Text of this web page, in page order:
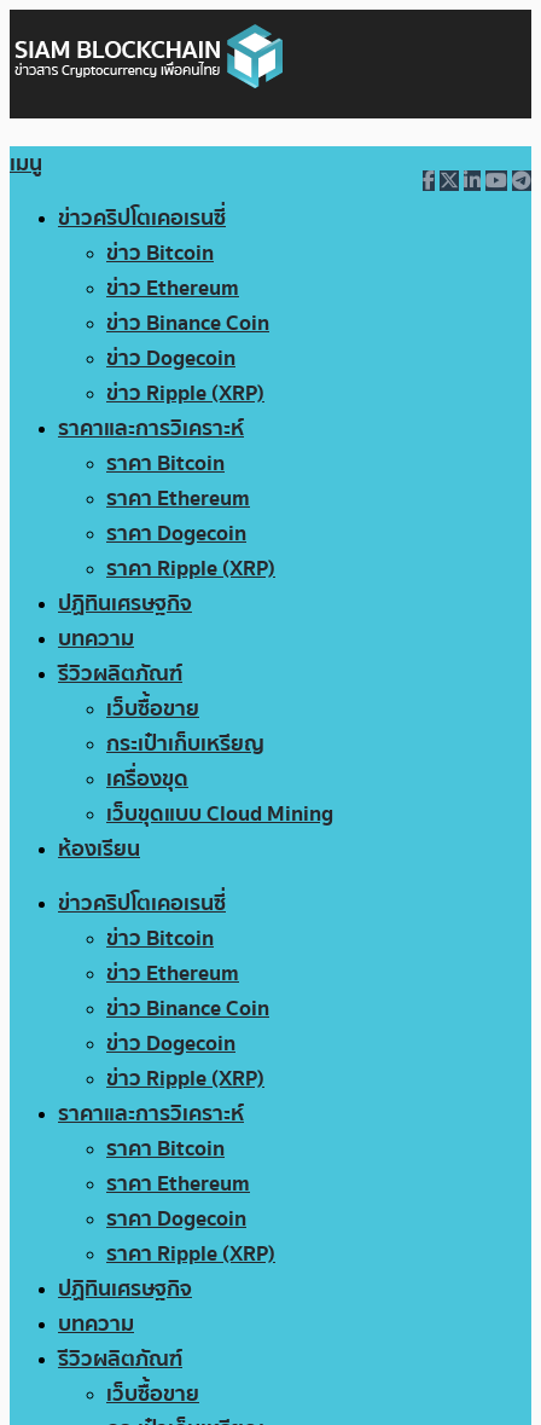
เมนู
ข่าวคริปโตเคอเรนซี่
ข่าว Bitcoin
ข่าว Ethereum
ข่าว Binance Coin
ข่าว Dogecoin
ข่าว Ripple (XRP)
ราคาและการวิเคราะห์
ราคา Bitcoin
ราคา Ethereum
ราคา Dogecoin
ราคา Ripple (XRP)
ปฏิทินเศรษฐกิจ
บทความ
รีวิวผลิตภัณฑ์
เว็บซื้อขาย
กระเป๋าเก็บเหรียญ
เครื่องขุด
เว็บขุดแบบ Cloud Mining
ห้องเรียน
ข่าวคริปโตเคอเรนซี่
ข่าว Bitcoin
ข่าว Ethereum
ข่าว Binance Coin
ข่าว Dogecoin
ข่าว Ripple (XRP)
ราคาและการวิเคราะห์
ราคา Bitcoin
ราคา Ethereum
ราคา Dogecoin
ราคา Ripple (XRP)
ปฏิทินเศรษฐกิจ
บทความ
รีวิวผลิตภัณฑ์
เว็บซื้อขาย